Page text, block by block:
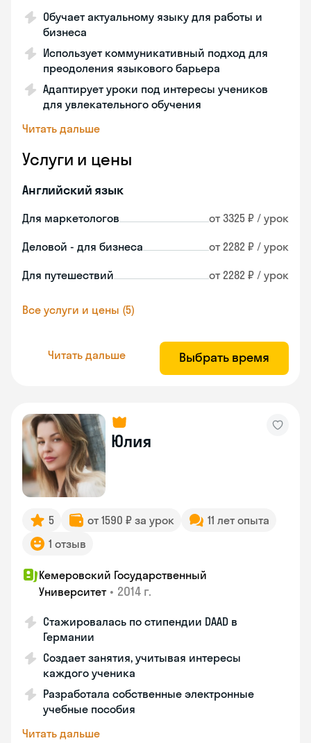
Обучает актуальному языку для работы и
бизнеса
Использует коммуникативный подход для
преодоления языкового барьера
Адаптирует уроки под интересы учеников
для увлекательного обучения
Читать дальше
Услуги и цены
Английский язык
Для маркетологов от 3325 ₽ / урок
Деловой - для бизнеса от 2282 ₽ / урок
Для путешествий от 2282 ₽ / урок
Все услуги и цены (5)
Читать дальше Выбрать время
Юлия
5 от 1590 ₽ за урок
11 лет опыта
1 отзыв
Кемеровский Государственный
Университет • 2014 г.
Стажировалась по стипендии DAAD в
Германии
Создает занятия, учитывая интересы
каждого ученика
Разработала собственные электронные
учебные пособия
Читать дальше